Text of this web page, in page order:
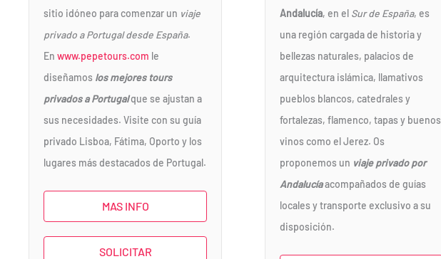
sitio idóneo para comenzar un viaje
privado a Portugal desde España.
En www.pepetours.com le
diseñamos los mejores tours
privados a Portugalque se ajustan a
sus necesidades. Visite con su guía
privado Lisboa, Fátima, Oporto y los
lugares más destacados de Portugal.
MAS INFO
SOLICITAR
Andalucía, en el Sur de España, es
una región cargada de historia y
bellezas naturales, palacios de
arquitectura islámica, llamativos
pueblos blancos, catedrales y
fortalezas, flamenco, tapas y buenos
vinos como el Jerez. Os
proponemos un viaje privado por
Andalucíaacompañados de guías
locales y transporte exclusivo a su
disposición.